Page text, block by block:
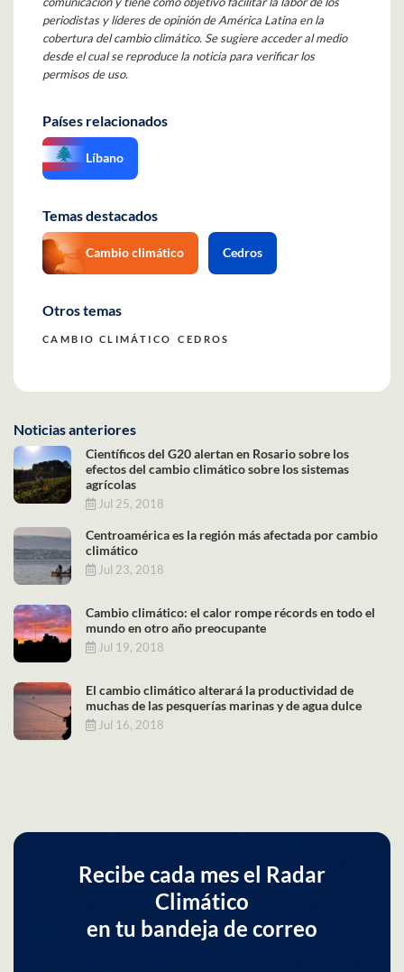
periodistas y líderes de opinión de América Latina en la
cobertura del cambio climático. Se sugiere acceder al medio
desde el cual se reproduce la noticia para verificar los
permisos de uso.
Países relacionados
Líbano
Temas destacados
Cambio climático Cedros
Otros temas
CAMBIO CLIMÁTICO CEDROS
Noticias anteriores
Científicos del G20 alertan en Rosario sobre los
efectos del cambio climático sobre los sistemas
agrícolas
Jul 25, 2018
Centroamérica es la región más afectada por cambio
climático
Jul 23, 2018
Cambio climático: el calor rompe récords en todo el
mundo en otro año preocupante
Jul 19, 2018
El cambio climático alterará la productividad de
muchas de las pesquerías marinas y de agua dulce
Jul 16, 2018
Recibe cada mes el Radar
Climático
en tu bandeja de correo